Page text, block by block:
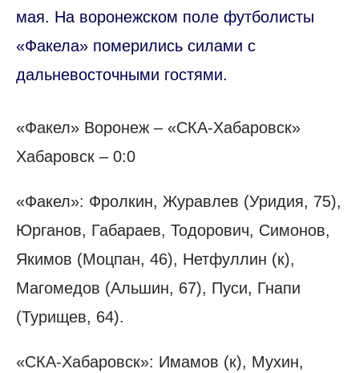
мая. На воронежском поле футболисты
«Факела» померились силами с
дальневосточными гостями.
«Факел» Воронеж – «СКА-Хабаровск»
Хабаровск – 0:0
«Факел»: Фролкин, Журавлев (Уридия, 75),
Юрганов, Габараев, Тодорович, Симонов,
Якимов (Моцпан, 46), Нетфуллин (к),
Магомедов (Альшин, 67), Пуси, Гнапи
(Турищев, 64).
«СКА-Хабаровск»: Имамов (к), Мухин,